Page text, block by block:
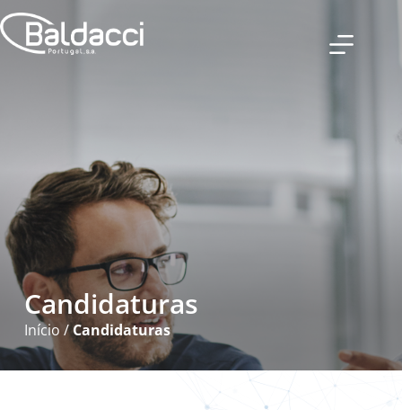
Candidaturas
Início /Candidaturas